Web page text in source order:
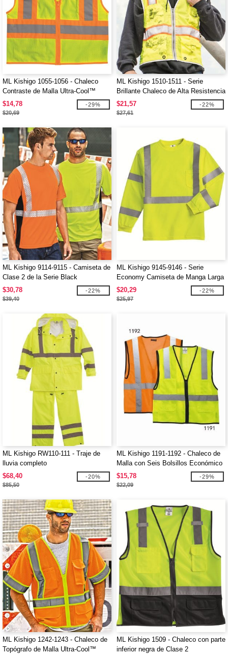
ML Kishigo 1055-1056 - Chaleco
Contraste de Malla Ultra-Cool™
$14,78
$20,69
-29%
ML Kishigo 1510-1511 - Serie
Brillante Chaleco de Alta Resistencia
Clase 2
$21,57
$27,61
-22%
ML Kishigo 9114-9115 - Camiseta de
Clase 2 de la Serie Black
$30,78
$39,40
-22%
ML Kishigo 9145-9146 - Serie
Economy Camiseta de Manga Larga
Clase 3
$20,29
$25,97
-22%
ML Kishigo RW110-111 - Traje de
lluvia completo
$68,40
$85,50
-20%
ML Kishigo 1191-1192 - Chaleco de
Malla con Seis Bolsillos Económico
$15,78
$22,09
-29%
ML Kishigo 1242-1243 - Chaleco de
Topógrafo de Malla Ultra-Cool™
ML Kishigo 1509 - Chaleco con parte
inferior negra de Clase 2